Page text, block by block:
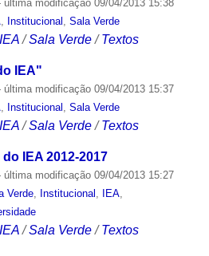
última modificação09/04/2013 15:38
, Institucional , Sala Verde
/Sala Verde / Textos
IEA"
última modificação09/04/2013 15:37
, Institucional , Sala Verde
/Sala Verde /Textos
IEA 2012-2017
última modificação09/04/2013 15:27
Verde, Institucional IEA,
/Sala Verde /Textos